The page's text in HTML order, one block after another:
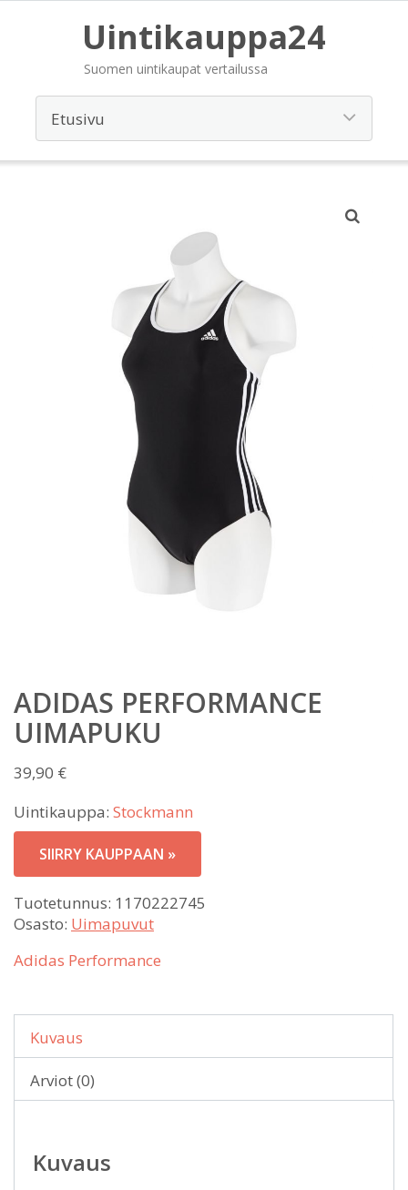
Uintikauppa24
Suomen uintikaupat vertailussa
ADIDAS PERFORMANCE
UIMAPUKU
39,90 €
Uintikauppa: Stockmann
SIIRRY KAUPPAAN »
Tuotetunnus: 1170222745
Osasto: Uimapuvut
Adidas Performance
Kuvaus
Arviot (0)
Kuvaus